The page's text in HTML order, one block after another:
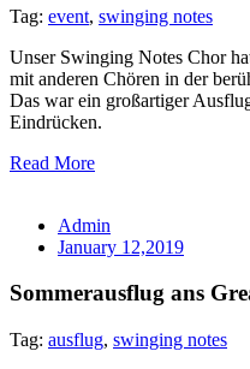
Tag: event, swinging notes
Unser Swinging Notes Chor
mit anderen Chören in der
Das war ein großartiger
Eindrücken.
Read More
Admin
January 12,2019
Sommerausflug ans
Tag: ausflug, swinging notes